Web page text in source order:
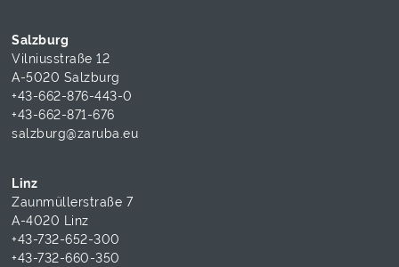
Salzburg
Vilniusstraße 12
A-5020 Salzburg
+43-662-876-443-0
+43-662-871-676
salzburg@zaruba.eu
Linz
Zaunmüllerstraße 7
A-4020 Linz
+43-732-652-300
+43-732-660-350